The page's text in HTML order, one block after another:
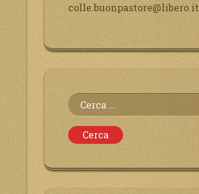
colle.buonpastore@libero.it
Ricerca
per: